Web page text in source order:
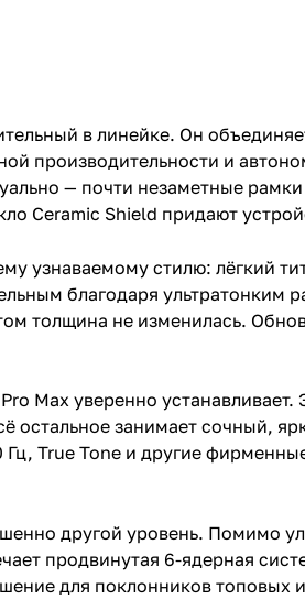
в линейке. Он
производительности и
— почти незаметные
Ceramic Shield придают
узнаваемому стилю: лёгкий
благодаря ультратонким
толщина не изменилась.
Max уверенно
остальное занимает сочный,
True Tone и другие
другой уровень. Помимо
продвинутая 6-ядерная
для поклонников топовых